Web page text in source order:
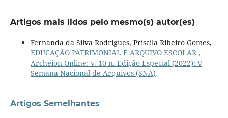
Artigos mais lidos pelo mesmo(s) autor(es)
Fernanda da Silva Rodrigues, Priscila Ribeiro Gomes,
EDUCAÇÃO PATRIMONIAL E ARQUIVO ESCOLAR,
Archeion Online: v. 10 n. Edição Especial (2022): V
Semana Nacional de Arquivos (SNA)
Artigos Semelhantes